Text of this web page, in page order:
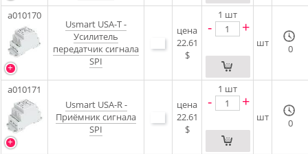
a010170
Usmart USA-T -
Усилитель
передатчик сигнала
SPI
цена
22.61
$
1 шт
- +
шт 0
a010171
Usmart USA-R -
Приёмник сигнала
SPI
цена
22.61
$
1 шт
- +
шт 0